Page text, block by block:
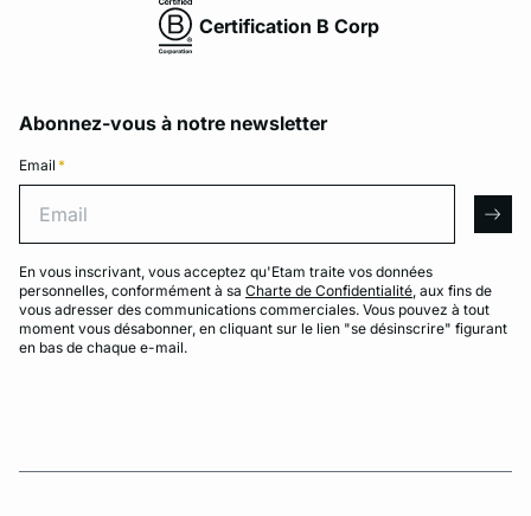
Certification B Corp
Abonnez-vous à notre newsletter
Email *
En vous inscrivant, vous acceptez qu'Etam traite vos données
personnelles, conformément à sa Charte de Confidentialité, aux fins de
vous adresser des communications commerciales. Vous pouvez à tout
moment vous désabonner, en cliquant sur le lien "se désinscrire" figurant
en bas de chaque e-mail.